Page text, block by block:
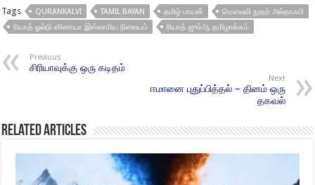
Tags QURANKALVI TAMIL BAYAN தமிழ் பாயன்
மௌலவி நூஹ் அல்தாஃபி
ரியாத் ஓல்டு ஸினாயா இஸ்லாமிய நிலையம்
ரியாத் ஜும்ஆ தமிழாக்கம்
Previous
சிரியாவுக்கு ஒரு கடிதம்
Next
ஈமானை புதுப்பித்தல் – தினம் ஒரு
தகவல்
Related Articles